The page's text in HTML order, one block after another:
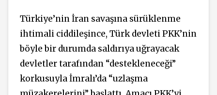
Türkiye’nin İran savaşına sürüklenme
ihtimali ciddileşince, Türk devleti PKK’nin
böyle bir durumda saldırıya uğrayacak
devletler tarafından “destekleneceği”
korkusuyla İmralı’da “uzlaşma